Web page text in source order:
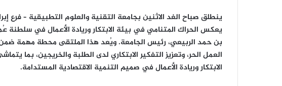
ينطلق صباح الغد الاثنين بجامعة التقنية والعلوم التطبيقية – فرع
يعكس الحراك المتنامي في بيئة الابتكار وريادة الأعمال في سلطنة
بن حمد الربيعي، رئيس الجامعة. ويُعد هذا الملتقى محطة مهمة ضمن
الابتكار وريادة الأعمال في صميم التنمية الاقتصادية المستدامة.